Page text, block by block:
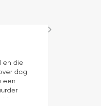
en die
dag
een